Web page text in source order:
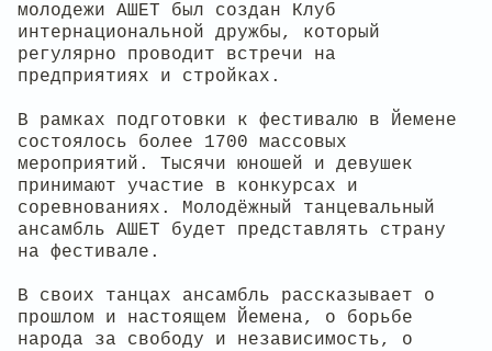
молодежи АШЕТ был создан Клуб
интернациональной дружбы, который
регулярно проводит встречи на
предприятиях и стройках.
В рамках подготовки к фестивалю в Йемене
состоялось более 1700 массовых
мероприятий. Тысячи юношей и девушек
принимают участие в конкурсах и
соревнованиях. Молодёжный танцевальный
ансамбль АШЕТ будет представлять страну
на фестивале.
В своих танцах ансамбль рассказывает о
прошлом и настоящем Йемена, о борьбе
народа за свободу и независимость, о